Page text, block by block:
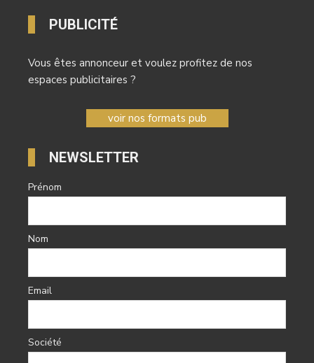
PUBLICITÉ
Vous êtes annonceur et voulez profitez de nos
espaces publicitaires ?
voir nos formats pub
NEWSLETTER
Prénom
Nom
Email
Société